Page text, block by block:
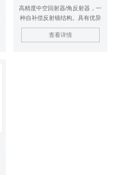
高精度中空回射器/角反射器，一
种自补偿反射镜结构。具有优异
波束返回精度，并能承受恶劣的
环境。可以镀紫外到远红外任意
查看详情